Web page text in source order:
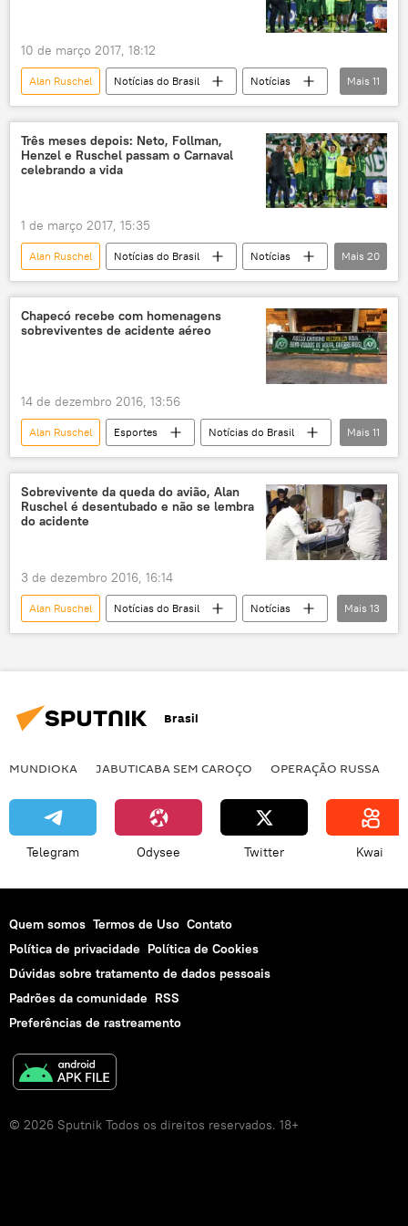
Santos
Rádio Oeste Capital FM
Troféu Joan Gamper
Camp Nou
10 de março 2017, 18:12
Alan Ruschel Notícias do Brasil
Notícias
Chapecó
Santa Catarina
Colômbia
Rafael Henzel
Jackson Follmann
Palmeiras
Copa Sul-Americana
tragédia
Mais 11
Três meses depois: Neto, Follman,
Henzel e Ruschel passam o Carnaval
celebrando a vida
1 de março 2017, 15:35
Alan Ruschel Notícias do Brasil
Notícias
Esportes
Sociedade
Santa Catarina
Chapecó
Colômbia
Xanxerê
Ximena Suarez
Neto
Tite
Marcos Bílio
Chapecoense
Chape
Sport Boys
futebol Facebook
Mais 20
Chapecó recebe com homenagens
sobreviventes de acidente aéreo
14 de dezembro 2016, 13:56
Alan Ruschel Esportes
Notícias do Brasil
Notícias
Sociedade
Queda do avião com Chapecoense
Chapecó
Rafael Henzel
retorno
recuperação
sobreviventes
Mais 11
Sobrevivente da queda do avião, Alan
Ruschel é desentubado e não se lembra
do acidente
3 de dezembro 2016, 16:14
Alan Ruschel Notícias do Brasil
Notícias
Queda do avião com Chapecoense
Ximena Suarez
Flávio Ruschel
Rafael Henzel
Erwin Tumiri Danilo
Mais 13
Brasil
MUNDIOKA JABUTICABA SEM CAROÇO OPERAÇÃO RUSSA
Telegram Odysee Twitter Kwai
Quem somos Termos de Uso Contato
Política de privacidade Política de Cookies
Dúvidas sobre tratamento de dados pessoais
Padrões da comunidade RSS
Preferências de rastreamento
© 2026 Sputnik Todos os direitos reservados. 18+